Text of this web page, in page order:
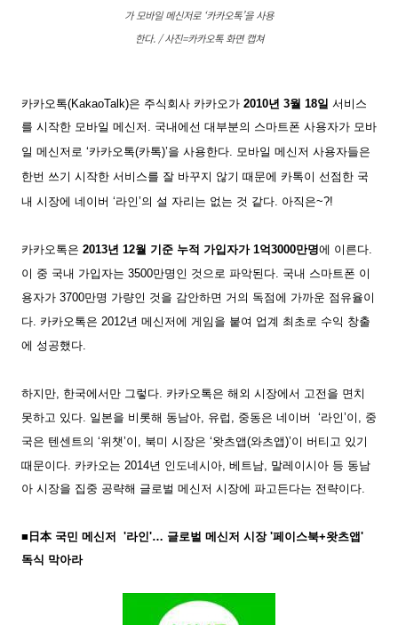
가 모바일 메신저로 ‘카카오톡’을 사용
한다. / 사진=카카오톡 화면 캡쳐
카카오톡(KakaoTalk)은 주식회사 카카오가 2010년 3월 18일 서비스
를 시작한 모바일 메신저. 국내에선 대부분의 스마트폰 사용자가 모바
일 메신저로 ‘카카오톡(카톡)’을 사용한다. 모바일 메신저 사용자들은
한번 쓰기 시작한 서비스를 잘 바꾸지 않기 때문에 카톡이 선점한 국
내 시장에 네이버 ‘라인’의 설 자리는 없는 것 같다. 아직은~?!
카카오톡은 2013년 12월 기준 누적 가입자가 1억3000만명에 이른다.
이 중 국내 가입자는 3500만명인 것으로 파악된다. 국내 스마트폰 이
용자가 3700만명 가량인 것을 감안하면 거의 독점에 가까운 점유율이
다. 카카오톡은 2012년 메신저에 게임을 붙여 업계 최초로 수익 창출
에 성공했다.
하지만, 한국에서만 그렇다. 카카오톡은 해외 시장에서 고전을 면치
못하고 있다. 일본을 비롯해 동남아, 유럽, 중동은 네이버 ‘라인’이, 중
국은 텐센트의 ‘위챗’이, 북미 시장은 ‘왓츠앱(와츠앱)’이 버티고 있기
때문이다. 카카오는 2014년 인도네시아, 베트남, 말레이시아 등 동남
아 시장을 집중 공략해 글로벌 메신저 시장에 파고든다는 전략이다.
■ 日本 국민 메신저 '라인'… 글로벌 메신저 시장 '페이스북+왓츠앱'
독식 막아라